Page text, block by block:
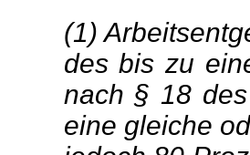
(1)
des bis zu
nach § 18
eine gleiche